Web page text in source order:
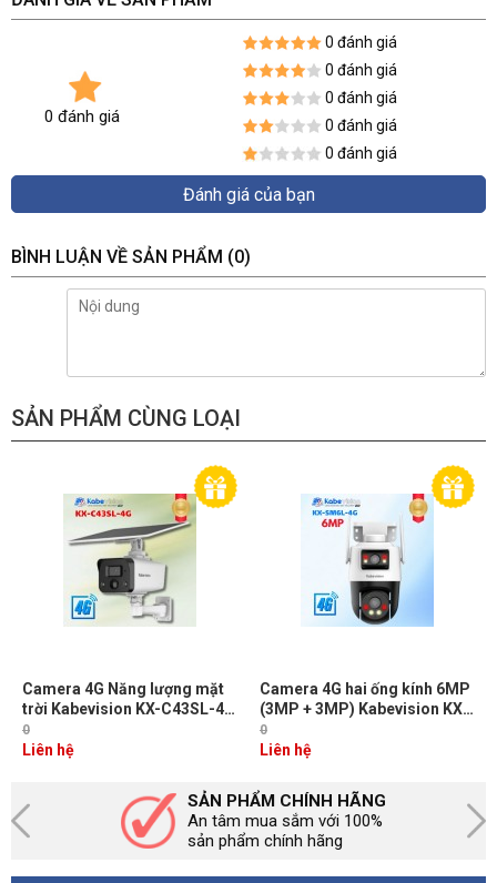
0 đánh giá
0 đánh giá
0 đánh giá
0 đánh giá
0 đánh giá
0 đánh giá
Đánh giá của bạn
BÌNH LUẬN VỀ SẢN PHẨM (0)
SẢN PHẨM CÙNG LOẠI
Camera 4G Năng lượng mặt
trời Kabevision KX-C43SL-4G
4MP, Còi hú, Đèn chớp cảnh
báo, Tích hợp cảm biến PIR,
0
Liên hệ
Camera 4G hai ống kính 6MP
(3MP + 3MP) Kabevision KX-
SM6L-4G, Cảnh báo đèn &
còi, Đàm thoại 2 chiều, Nhận
0
Liên hệ
SẢN PHẨM CHÍNH HÃNG
An tâm mua sắm với 100%
sản phẩm chính hãng